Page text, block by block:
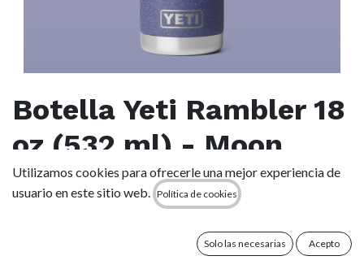
Botella Yeti Rambler 18
oz (532 ml) - Moon
Dust
Hidratación a mano para caminatas matutinas, excursiones
en kayak y desplazamientos diarios. Cabe en la mayoría de
Utilizamos cookies para ofrecerle una mejor experiencia de
usuario en este sitio web.
Política de cookies
Solo las necesarias Acepto